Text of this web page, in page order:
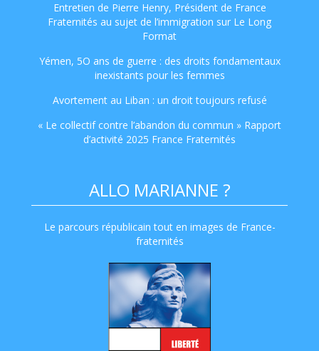
Entretien de Pierre Henry, Président de France
Fraternités au sujet de l’immigration sur Le Long
Format
Yémen, 5O ans de guerre : des droits fondamentaux
inexistants pour les femmes
Avortement au Liban : un droit toujours refusé
« Le collectif contre l’abandon du commun » Rapport
d’activité 2025 France Fraternités
ALLO MARIANNE ?
Le parcours républicain tout en images de France-
fraternités